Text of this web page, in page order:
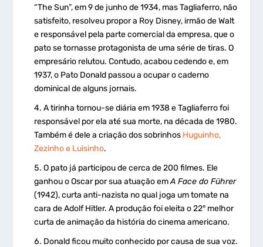
“The Sun”, em 9 de junho de 1934, mas Tagliaferro, não
satisfeito, resolveu propor a Roy Disney, irmão de Walt
e responsável pela parte comercial da empresa, que o
pato se tornasse protagonista de uma série de tiras. O
empresário relutou. Contudo, acabou cedendo e, em
1937, o Pato Donald passou a ocupar o caderno
dominical de alguns jornais.
A tirinha tornou-se diária em 1938 e Tagliaferro foi
responsável por ela até sua morte, na década de 1980.
Também é dele a criação dos sobrinhos Huguinho,
Zezinho e Luisinho.
O pato já participou de cerca de 200 filmes. Ele
ganhou o Oscar por sua atuação emA Face do Führer
(1942), curta anti-nazista no qual joga um tomate na
cara de Adolf Hitler. A produção foi eleita o 22° melhor
curta de animação da história do cinema americano.
Donald ficou muito conhecido por causa de sua voz.